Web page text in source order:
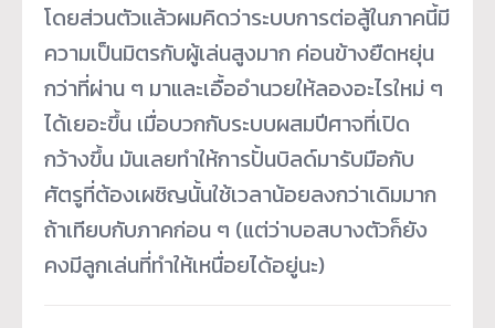
โดยส่วนตัวแล้วผมคิดว่าระบบการต่อสู้ในภาคนี้มี
ความเป็นมิตรกับผู้เล่นสูงมาก ค่อนข้างยืดหยุ่น
กว่าที่ผ่าน ๆ มาและเอื้ออำนวยให้ลองอะไรใหม่ ๆ
ได้เยอะขึ้น เมื่อบวกกับระบบผสมปีศาจที่เปิด
กว้างขึ้น มันเลยทำให้การปั้นบิลด์มารับมือกับ
ศัตรูที่ต้องเผชิญนั้นใช้เวลาน้อยลงกว่าเดิมมาก
ถ้าเทียบกับภาคก่อน ๆ (แต่ว่าบอสบางตัวก็ยัง
คงมีลูกเล่นที่ทำให้เหนื่อยได้อยู่นะ)